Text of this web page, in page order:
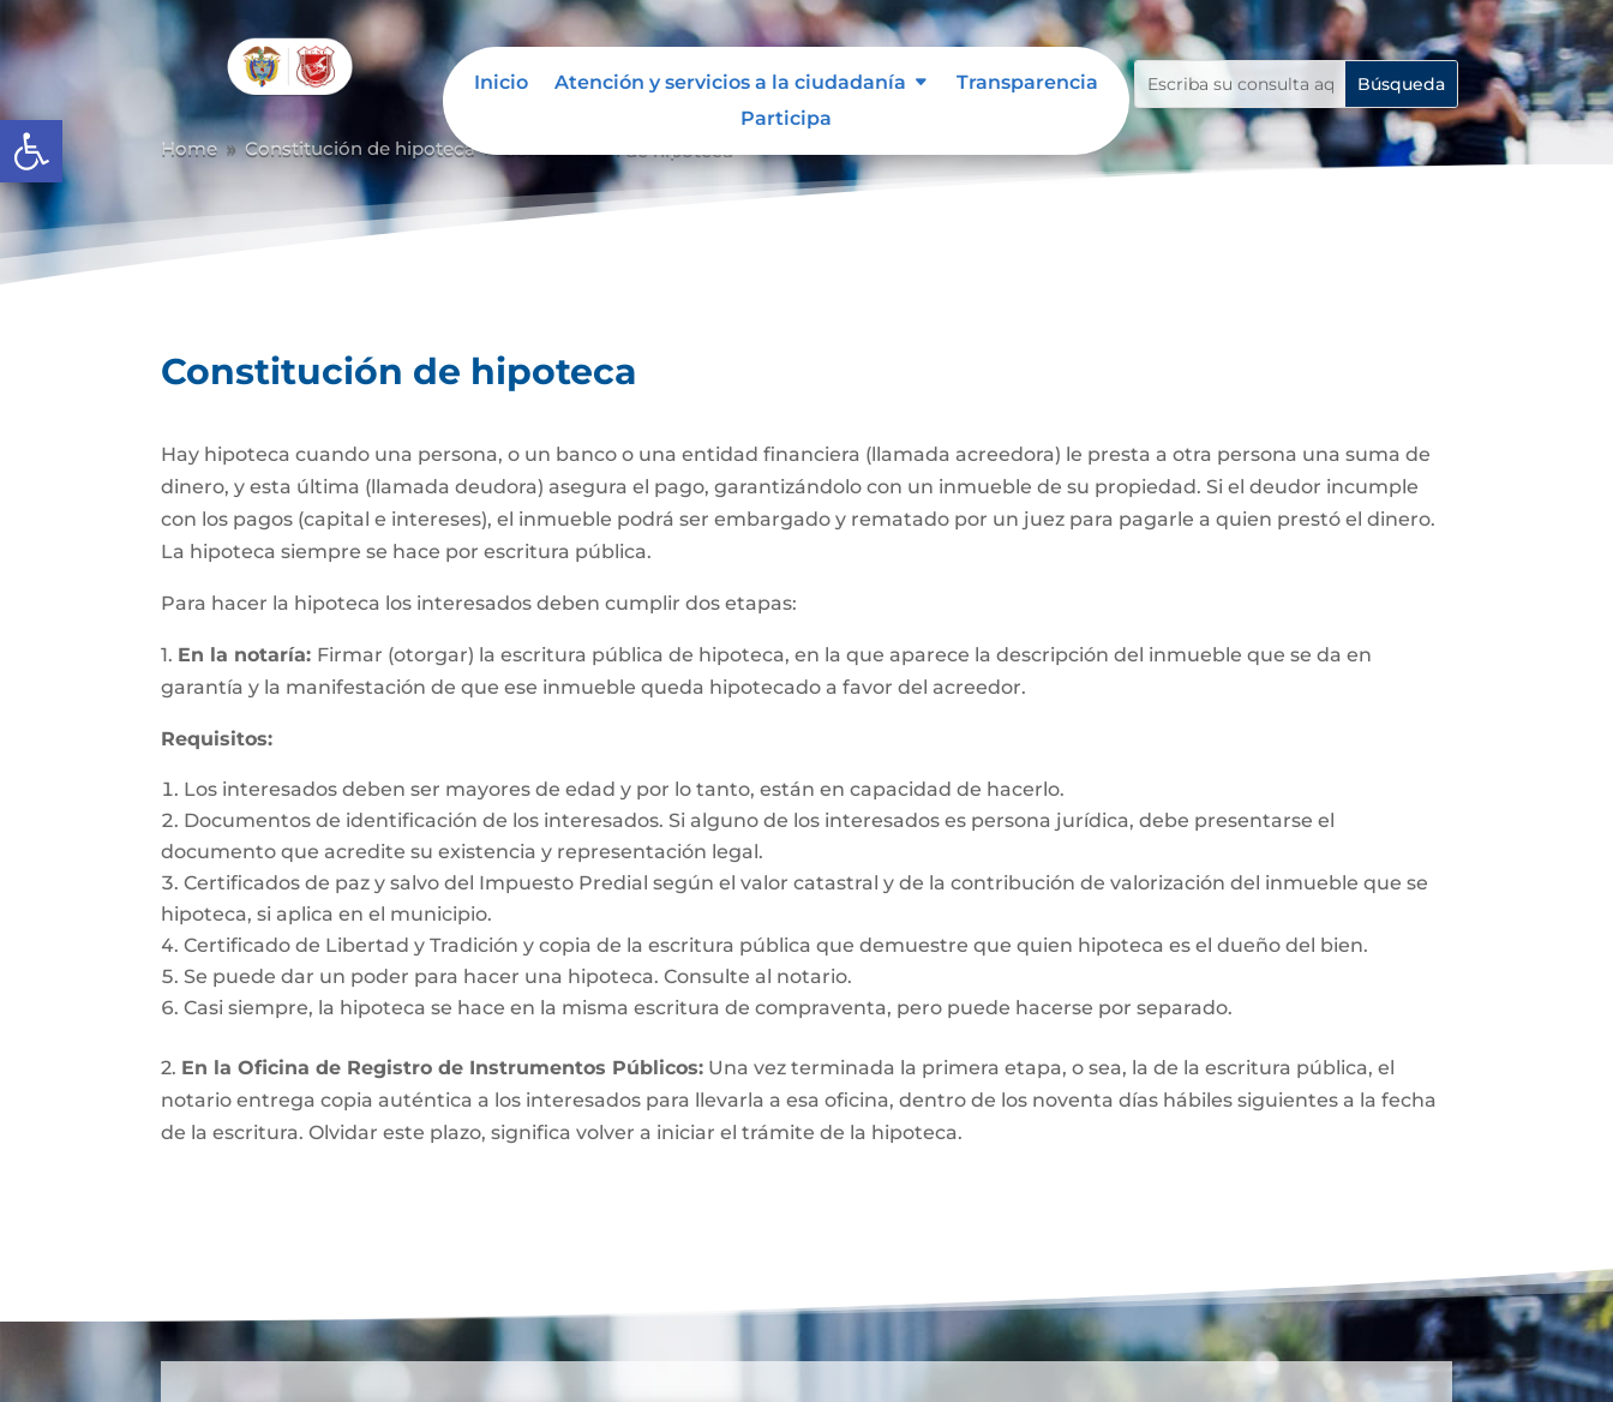
Abrir barra de herramientas
Inicio Atención y servicios a la ciudadanía
Transparencia
Participa
Home 9 Constitución de hipoteca 9
Constitución de hipoteca
Hay hipoteca cuando una persona, o un banco o una entidad financiera (llamada acreedora) le presta a otra persona una suma de
dinero, y esta última (llamada deudora) asegura el pago, garantizándolo con un inmueble de su propiedad. Si el deudor incumple
con los pagos (capital e intereses), el inmueble podrá ser embargado y rematado por un juez para pagarle a quien prestó el dinero.
La hipoteca siempre se hace por escritura pública.
Para hacer la hipoteca los interesados deben cumplir dos etapas:
1. En la notaría: Firmar (otorgar) la escritura pública de hipoteca, en la que aparece la descripción del inmueble que se da en
garantía y la manifestación de que ese inmueble queda hipotecado a favor del acreedor.
Requisitos:
Los interesados deben ser mayores de edad y por lo tanto, están en capacidad de hacerlo.
Documentos de identificación de los interesados. Si alguno de los interesados es persona jurídica, debe presentarse el
documento que acredite su existencia y representación legal.
Certificados de paz y salvo del Impuesto Predial según el valor catastral y de la contribución de valorización del inmueble que se
hipoteca, si aplica en el municipio.
Certificado de Libertad y Tradición y copia de la escritura pública que demuestre que quien hipoteca es el dueño del bien.
Se puede dar un poder para hacer una hipoteca. Consulte al notario.
Casi siempre, la hipoteca se hace en la misma escritura de compraventa, pero puede hacerse por separado.
2. En la Oficina de Registro de Instrumentos Públicos: Una vez terminada la primera etapa, o sea, la de la escritura pública, el
notario entrega copia auténtica a los interesados para llevarla a esa oficina, dentro de los noventa días hábiles siguientes a la fecha
de la escritura. Olvidar este plazo, significa volver a iniciar el trámite de la hipoteca.